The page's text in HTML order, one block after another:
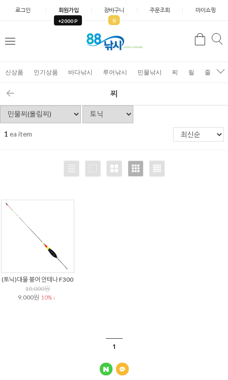
로그인 회원가입
+2000 P
장바구니
0
주문조회 마이쇼핑
검
신상품 인기상품 바다낚시 루어낚시 민물낚시 찌 릴 줄
찌
1 ea item
(토닉)대물 붕어 안테나 F300
10,000원
9,000원 10% ↓
1